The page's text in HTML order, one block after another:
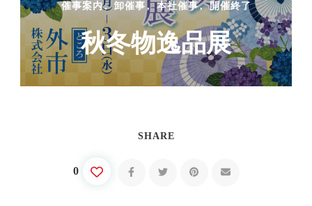
催事案内
卸催事 本社催事 開催終了
秋冬物逸品展
SHARE
0